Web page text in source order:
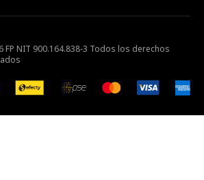
FP NIT 900.164.838-3 Todos los derechos